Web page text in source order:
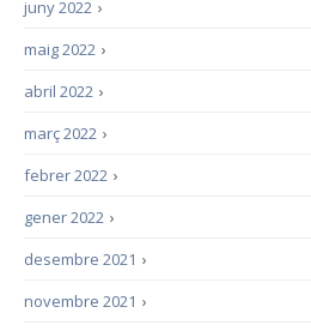
›
juny 2022
›
maig 2022
›
abril 2022
›
març 2022
›
febrer 2022
›
gener 2022
›
desembre 2021
›
novembre 2021